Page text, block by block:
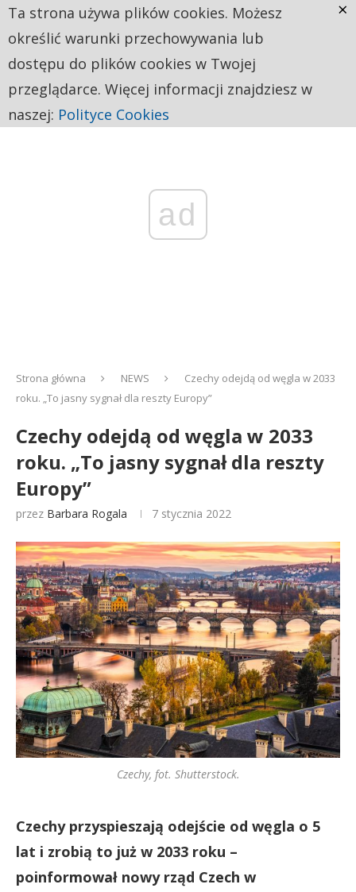
ad
Strona główna NEWS
Czechy odejdą od węgla w 2033
roku. „To jasny sygnał dla reszty Europy”
Czechy odejdą od węgla w 2033
roku. „To jasny sygnał dla reszty
Europy”
przez Barbara Rogala 7 stycznia 2022
Czechy, fot. Shutterstock.
Czechy przyspieszają odejście od węgla o 5
lat i zrobią to już w 2033 roku –
poinformował nowy rząd Czech w
Ta strona używa plików cookies. Możesz
określić warunki przechowywania lub
dostępu do plików cookies w Twojej
przeglądarce. Więcej informacji znajdziesz w
naszej: Polityce Cookies
×